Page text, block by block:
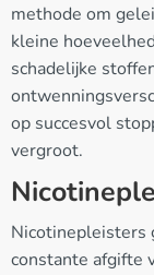
methode om
kleine
schadelijke
op succesvol
vergroot.
Nicotinepleisters
constante afgifte